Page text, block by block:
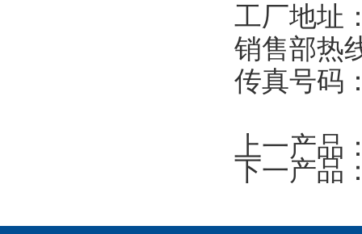
工厂地址
销售部热
传真号码
上一产品
下一产品